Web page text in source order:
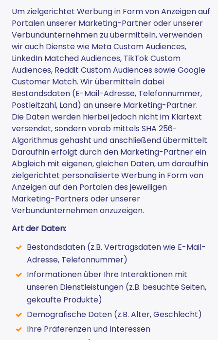
Um zielgerichtet Werbung in Form von Anzeigen auf
Portalen unserer Marketing-Partner oder unserer
Verbundunternehmen zu übermitteln, verwenden
wir auch Dienste wie Meta Custom Audiences,
LinkedIn Matched Audiences, TikTok Custom
Audiences, Reddit Custom Audiences sowie Google
Customer Match. Wir übermitteln dabei
Bestandsdaten (E-Mail-Adresse, Telefonnummer,
Postleitzahl, Land) an unsere Marketing-Partner.
Die Daten werden hierbei jedoch nicht im Klartext
versendet, sondern vorab mittels SHA 256-
Algorithmus gehasht und anschließend übermittelt.
Daraufhin erfolgt durch den Marketing-Partner ein
Abgleich mit eigenen, gleichen Daten, um daraufhin
zielgerichtet personalisierte Werbung in Form von
Anzeigen auf den Portalen des jeweiligen
Marketing-Partners oder unserer
Verbundunternehmen anzuzeigen.
Art der Daten:
Bestandsdaten (z.B. Vertragsdaten wie E-Mail-
Adresse, Telefonnummer)
Informationen über Ihre Interaktionen mit
unseren Dienstleistungen (z.B. besuchte Seiten,
gekaufte Produkte)
Demografische Daten (z.B. Alter, Geschlecht)
Ihre Präferenzen und Interessen